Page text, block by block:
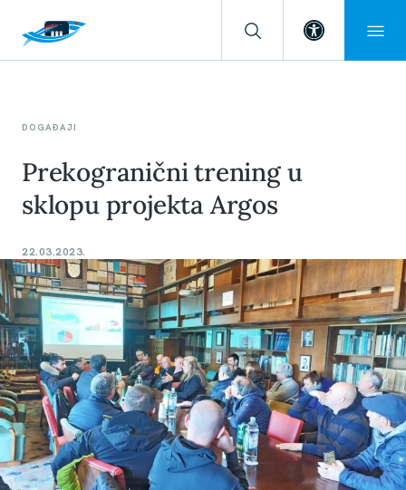
Open
DOGAĐAJI
Prekogranični trening u
sklopu projekta Argos
22.03.2023.